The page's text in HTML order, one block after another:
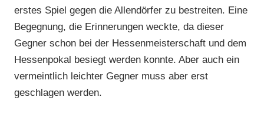
erstes Spiel gegen die Allendörfer zu bestreiten. Eine
Begegnung, die Erinnerungen weckte, da dieser
Gegner schon bei der Hessenmeisterschaft und dem
Hessenpokal besiegt werden konnte. Aber auch ein
vermeintlich leichter Gegner muss aber erst
geschlagen werden.